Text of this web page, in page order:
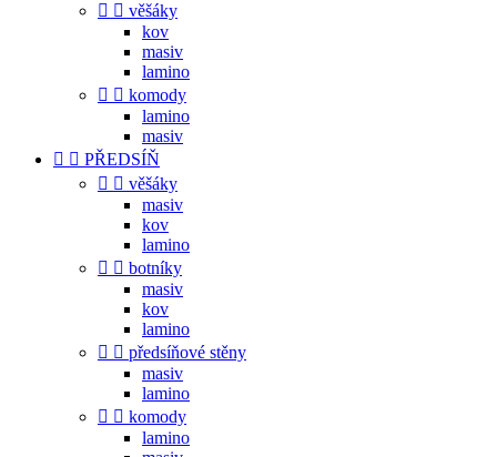
  věšáky
kov
masiv
lamino
  komody
lamino
masiv
  PŘEDSÍŇ
  věšáky
masiv
kov
lamino
  botníky
masiv
kov
lamino
  předsíňové stěny
masiv
lamino
  komody
lamino